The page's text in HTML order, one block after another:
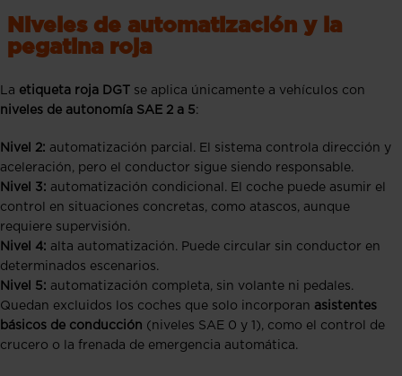
Niveles de automatización y la
pegatina roja
La etiqueta roja DGT se aplica únicamente a vehículos con
niveles de autonomía SAE 2 a 5:
Nivel 2: automatización parcial. El sistema controla dirección y
aceleración, pero el conductor sigue siendo responsable.
Nivel 3: automatización condicional. El coche puede asumir el
control en situaciones concretas, como atascos, aunque
requiere supervisión.
Nivel 4: alta automatización. Puede circular sin conductor en
determinados escenarios.
Nivel 5: automatización completa, sin volante ni pedales.
Quedan excluidos los coches que solo incorporan asistentes
básicos de conducción (niveles SAE 0 y 1), como el control de
crucero o la frenada de emergencia automática.